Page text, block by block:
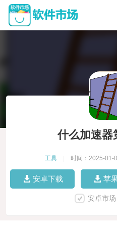
什么加速器
工具 时间：2025-01-
安卓下载 苹
安卓市